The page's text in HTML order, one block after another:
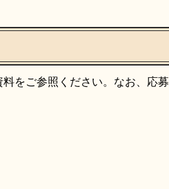
をご参照ください。なお、応募